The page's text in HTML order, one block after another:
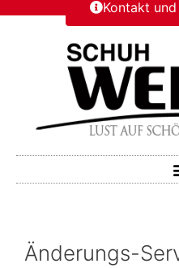
Kontakt
Änderungs-